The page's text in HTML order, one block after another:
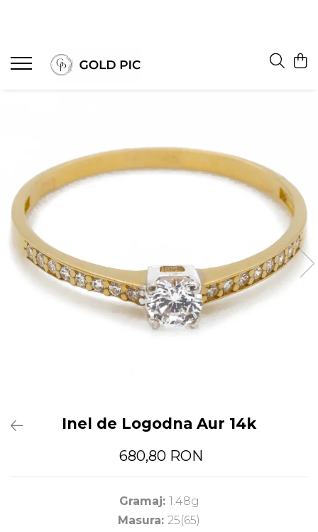
Inel de Logodna Aur 14k
680,80 RON
Gramaj: 1.48g
Masura: 25(65)